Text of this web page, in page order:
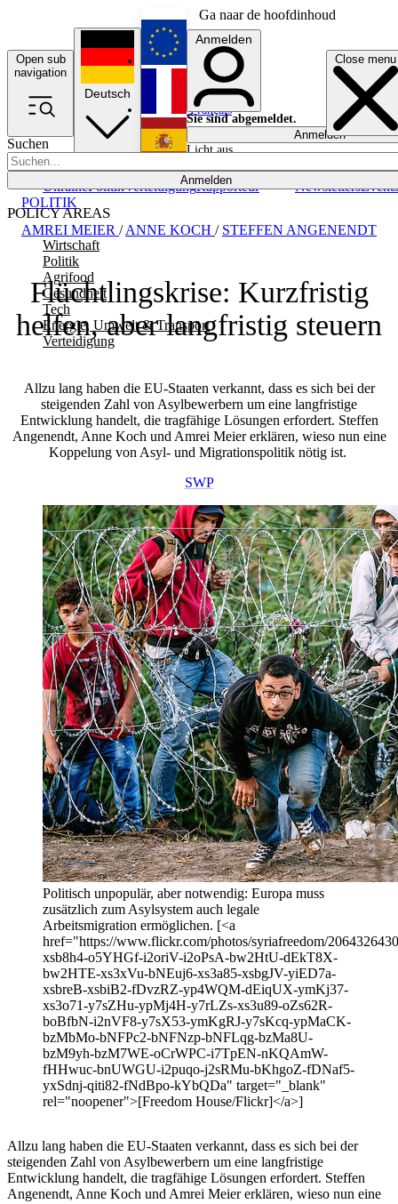
Ga naar de hoofdinhoud
Open sub
navigation
Close menu
Suchen
Anmelden
POLICY AREAS
Wirtschaft
Politik
Agrifood
Gesundheit
Tech
Energie, Umwelt & Transport
Verteidigung
UkrainePolitikVerteidigungRapporteur NewslettersEvents
Deutsch
English
Français
Anmelden
Sie sind abgemeldet.
Anmelden
Licht aus
Flüchtlingskrise: Kurzfristig
helfen, aber langfristig steuern
Allzu lang haben die EU-Staaten verkannt, dass es sich bei der
steigenden Zahl von Asylbewerbern um eine langfristige
Entwicklung handelt, die tragfähige Lösungen erfordert. Steffen
Angenendt, Anne Koch und Amrei Meier erklären, wieso nun eine
Koppelung von Asyl- und Migrationspolitik nötig ist.
AMREI MEIER /ANNE KOCH / STEFFEN ANGENENDT
POLITIK
SWP
Politisch unpopulär, aber notwendig: Europa muss
zusätzlich zum Asylsystem auch legale
Arbeitsmigration ermöglichen. [<a
href="https://www.flickr.com/photos/syriafreedom/
xsb8h4-o5YHGf-i2oriV-i2oPsA-bw2HtU-dEkT8X-
bw2HTE-xs3xVu-bNEuj6-xs3a85-xsbgJV-yiED7a-
xsbreB-xsbiB2-fDvzRZ-yp4WQM-dEiqUX-ymKj37-
xs3o71-y7sZHu-ypMj4H-y7rLZs-xs3u89-oZs62R-
boBfbN-i2nVF8-y7sX53-ymKgRJ-y7sKcq-ypMaCK-
bzMbMo-bNFPc2-bNFNzp-bNFLqg-bzMa8U-
bzM9yh-bzM7WE-oCrWPC-i7TpEN-nKQAmW-
fHHwuc-bnUWGU-i2puqo-j2sRMu-bKhgoZ-fDNaf5-
yxSdnj-qiti82-fNdBpo-kYbQDa" target="_blank"
rel="noopener">[Freedom House/Flickr]</a>]
Allzu lang haben die EU-Staaten verkannt, dass es sich bei der
steigenden Zahl von Asylbewerbern um eine langfristige
Entwicklung handelt, die tragfähige Lösungen erfordert. Steffen
Angenendt, Anne Koch und Amrei Meier erklären, wieso nun eine